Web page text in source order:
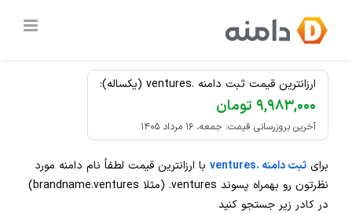
content
ثبت دامنه
ارزانترین قیمت ثبت دامنه .ventures (یکساله):
۹,۹۸۳,۰۰۰ تومان
آخرین بروزرسانی قیمت: جمعه، ۱۶ مرداد ۱۴۰۵
برای ثبت دامنه .ventures
با ارزانترین قیمت لطفاً نام دامنه مورد
نظرتون رو بهمراه پسوند .ventures
(مثلا brandname.ventures)
در کادر زیر جستجو کنید